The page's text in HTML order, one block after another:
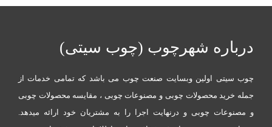
درباره شهرچوب (چوب سیتی)
چوب سیتی اولین وبسایت صنعت چوب می باشد که تمامی خدمات از
جمله خرید محصولات چوبی و مصنوعات چوبی ، مقایسه محصولات چوبی
و مصنوعات چوبی و درنهایت اجرا را به مشتریان خود ارائه میدهد.